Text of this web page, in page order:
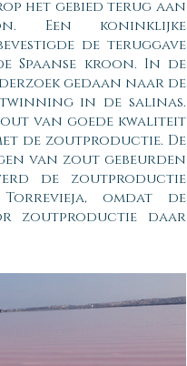
het gebied terug aan
Een koninklijke
de teruggave
Spaanse kroon. In de
gedaan naar de
in de salinas.
van goede kwaliteit
de zoutproductie. De
van zout gebeurden
de zoutproductie
omdat de
zoutproductie daar